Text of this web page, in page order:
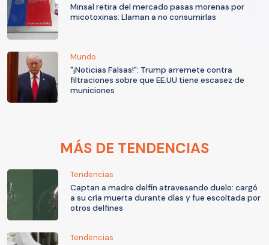
Minsal retira del mercado pasas morenas por
micotoxinas: Llaman a no consumirlas
Mundo
"¡Noticias Falsas!": Trump arremete contra
filtraciones sobre que EE.UU tiene escasez de
municiones
MÁS DE TENDENCIAS
Tendencias
Captan a madre delfín atravesando duelo: cargó
a su cría muerta durante días y fue escoltada por
otros delfines
Tendencias